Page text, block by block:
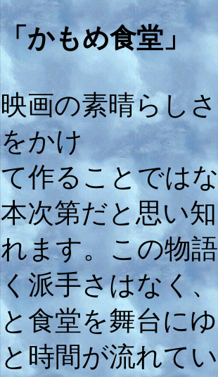
「かもめ食堂」
映画の素晴らし
をかけ
て作ることでは
本次第だと思い
れます。この物
く派手さはなく
と食堂を舞台に
と時間が流れて